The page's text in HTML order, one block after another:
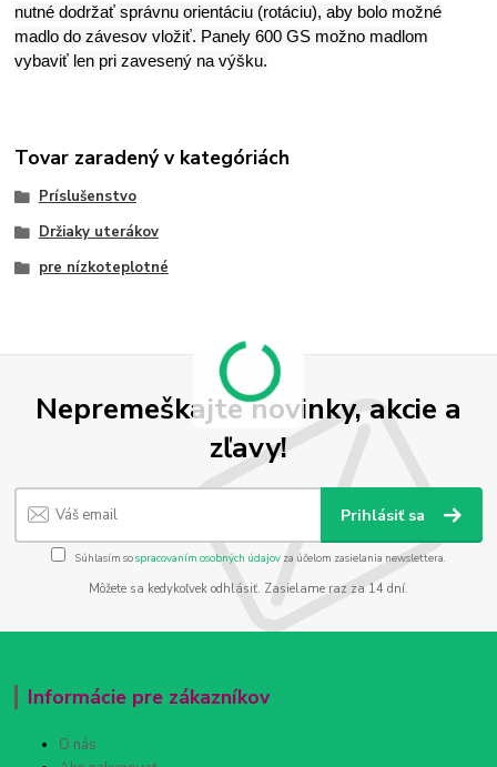
nutné dodržať správnu orientáciu (rotáciu), aby bolo možné
madlo do závesov vložiť. Panely 600 GS možno madlom
vybaviť len pri zavesený na výšku.
Tovar zaradený v kategóriách
Príslušenstvo
Držiaky uterákov
pre nízkoteplotné
Nepremeškajte novinky, akcie a
zľavy!
Prihlásiť sa
Súhlasím sospracovaním osobných údajov za účelom zasielania newslettera.
Môžete sa kedykoľvek odhlásiť. Zasielame raz za 14 dní.
Informácie pre zákazníkov
O nás